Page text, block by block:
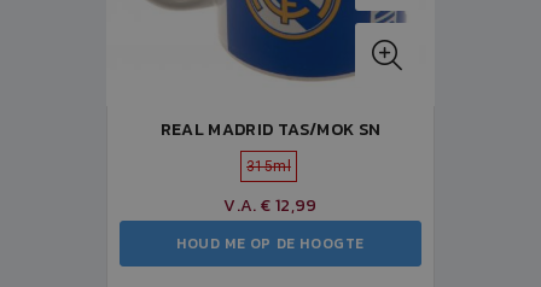
REAL MADRID TAS/MOK SN
315ml
V.A. € 12,99
HOUD ME OP DE HOOGTE